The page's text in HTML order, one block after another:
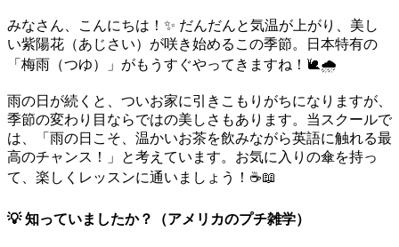
みなさん、こんにちは！✨ だんだんと気温が上がり、美し
い紫陽花（あじさい）が咲き始めるこの季節。日本特有の
「梅雨（つゆ）」がもうすぐやってきますね！🐌🌧️
雨の日が続くと、ついお家に引きこもりがちになりますが、
季節の変わり目ならではの美しさもあります。当スクールで
は、「雨の日こそ、温かいお茶を飲みながら英語に触れる最
高のチャンス！」と考えています。お気に入りの傘を持っ
て、楽しくレッスンに通いましょう！☕📖
💡 知っていましたか？（アメリカのプチ雑学）